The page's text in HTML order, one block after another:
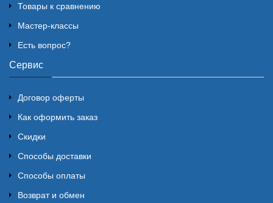
Товары к сравнению
Мастер-классы
Есть вопрос?
Сервис
Договор оферты
Как оформить заказ
Скидки
Способы доставки
Способы оплаты
Возврат и обмен